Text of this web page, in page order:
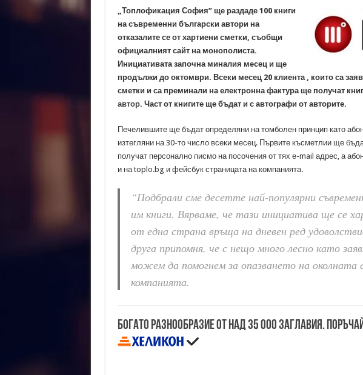
„Топлофикация София” ще раздаде 100 книги
на съвременни български автори на
отказалите се от хартиени сметки, съобщи
официалният сайт на монополиста.
Инициативата започна миналия месец и ще
продължи до октомври. Всеки месец 20 клиента , които са
сметки и са преминали на електронна фактура ще получат
автор. Част от книгите ще бъдат и с автографи от авторите.
Печелившите ще бъдат определяни на томболен принцип като
изтегляни на 30-то число всеки месец. Първите късметлии ще
получат персонално писмо на посочения от тях е-mail адрес, а
и на toplo.bg и фейсбук страницата на компанията.
“Подбрали сме десетте най-популярни
им книги. Вярваме, че тази инициатива ще се
от една страна връща на дневен ред
друга припомня, че с нещо много лесно като
можем да помогнем за опазването на околната
компанията.
Богато разнообразие от над 35 000 заглавия.